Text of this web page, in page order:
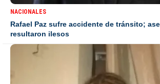
NACIONALES
Rafael Paz sufre accidente de tránsito;
resultaron ilesos